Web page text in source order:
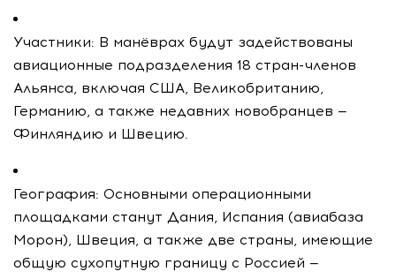
Участники: В манёврах будут задействованы
авиационные подразделения 18 стран-членов
Альянса, включая США, Великобританию,
Германию, а также недавних новобранцев —
Финляндию и Швецию.
География: Основными операционными
площадками станут Дания, Испания (авиабаза
Морон), Швеция, а также две страны, имеющие
общую сухопутную границу с Россией —